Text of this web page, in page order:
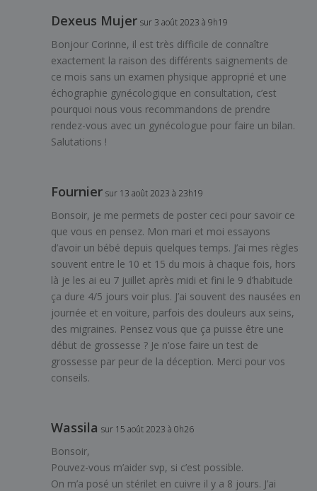
Dexeus Mujer sur 3 août 2023 à 9h19
Bonjour Corinne, il est très difficile de connaître
exactement la raison des différents saignements de
ce mois sans un examen physique approprié et une
échographie gynécologique en consultation, c’est
pourquoi nous vous recommandons de prendre
rendez-vous avec un gynécologue pour faire un bilan.
Salutations !
Fournier sur 13 août 2023 à 23h19
Bonsoir, je me permets de poster ceci pour savoir ce
que vous en pensez. Mon mari et moi essayons
d’avoir un bébé depuis quelques temps. J’ai mes règles
souvent entre le 10 et 15 du mois à chaque fois, hors
là je les ai eu 7 juillet après midi et fini le 9 d’habitude
ça dure 4/5 jours voir plus. J’ai souvent des nausées en
journée et en voiture, parfois des douleurs aux seins,
des migraines. Pensez vous que ça puisse être une
début de grossesse ? Je n’ose faire un test de
grossesse par peur de la déception. Merci pour vos
conseils.
Wassila sur 15 août 2023 à 0h26
Bonsoir,
Pouvez-vous m’aider svp, si c’est possible.
On m’a posé un stérilet en cuivre il y a 8 jours. J’ai